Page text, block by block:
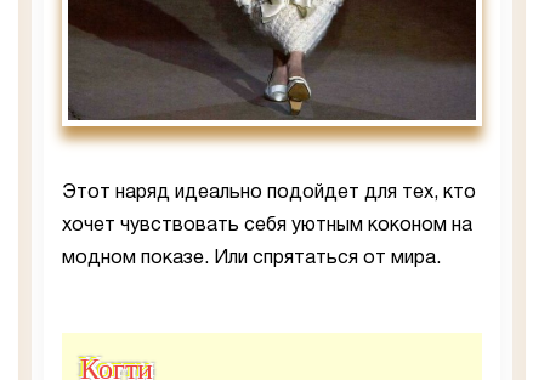
Этот наряд идеально подойдет для тех, кто
хочет чувствовать себя уютным коконом на
модном показе. Или спрятаться от мира.
Когти